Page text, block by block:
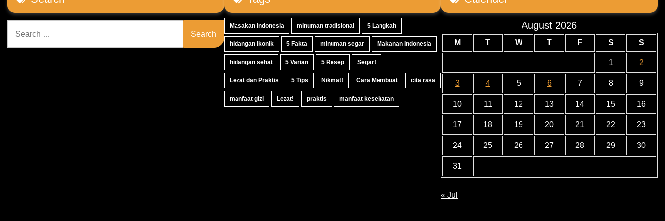
for:
Masakan Indonesia minuman tradisional 5 Langkah
hidangan ikonik 5 Fakta minuman segar Makanan Indonesia
hidangan sehat 5 Varian 5 Resep Segar!
Lezat dan Praktis 5 Tips Nikmat! Cara Membuat cita rasa
manfaat gizi Lezat! praktis manfaat kesehatan
August 2026
M T W T F S S
1 2
3 4 5 6 7 8 9
10 11 12 13 14 15 16
17 18 19 20 21 22 23
24 25 26 27 28 29 30
31
« Jul